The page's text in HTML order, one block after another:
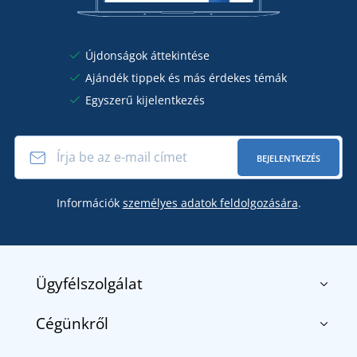
Újdonságok áttekintése
Ajándék tippek és más érdekes témák
Egyszerű kijelentkezés
BEJELENTKEZÉS
Információk személyes adatok feldolgozására.
Ügyfélszolgálat
Kapcsolat
Cégünkről